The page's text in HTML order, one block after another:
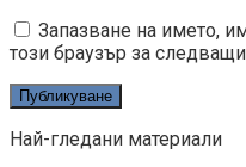
Запазване на името,
този браузър за
Най-гледани материали